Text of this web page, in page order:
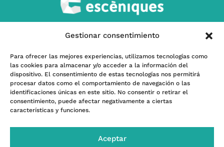
Gestionar consentimiento
Para ofrecer las mejores experiencias, utilizamos tecnologías como
las cookies para almacenar y/o acceder a la información del
dispositivo. El consentimiento de estas tecnologías nos permitirá
procesar datos como el comportamiento de navegación o las
identificaciones únicas en este sitio. No consentir o retirar el
consentimiento, puede afectar negativamente a ciertas
características y funciones.
Aceptar
w Contacta’ns
l Subscriu-te a nostra Newsletter
Programa kit Digital – Financiado por la Unión
Europea -Next GenerationEU- |Financiado por el
INAEM, Ministerio de Cultura y Deporte